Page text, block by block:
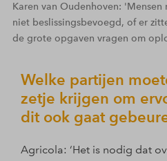
Karen van Oudenhoven:
niet beslissingsbevoegd, of er
de grote opgaven vragen om
Welke partijen
zetje krijgen om
dit ook gaat
Agricola: ‘Het is nodig dat